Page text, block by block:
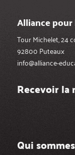
Alliance
Tour Michelet, 24
92800 Puteaux
info@alliance-
Recevoir
Qui